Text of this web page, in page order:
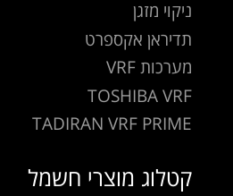
ניקוי מזגן
תדיראן אקספרט
מערכות VRF
TOSHIBA VRF
TADIRAN VRF PRIME
קטלוג מוצרי חשמל